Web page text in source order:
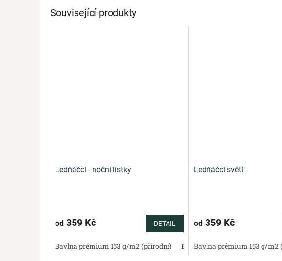
Související produkty
Ledňáčci - noční lístky
od 359 Kč DETAIL
Bavlna prémium 153 g/m2 (přírodní) Bavlněný satén 130 g/m2
Ledňáčci světlí
od359 Kč
Bavlna prémium 153 g/m2